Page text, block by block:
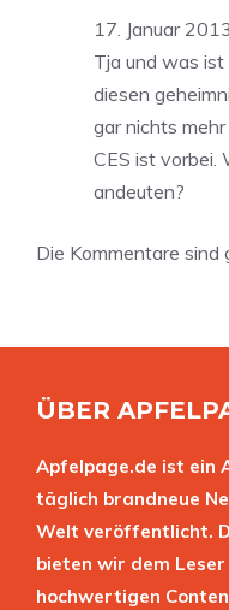
17. Januar
Tja und was
diesen
gar nichts
CES ist vorbei.
andeuten?
Die Kommentare sind
ÜBER
Apfelpage.de ist ein
täglich brandneue
Welt veröffentlicht.
bieten wir dem
hochwertigen